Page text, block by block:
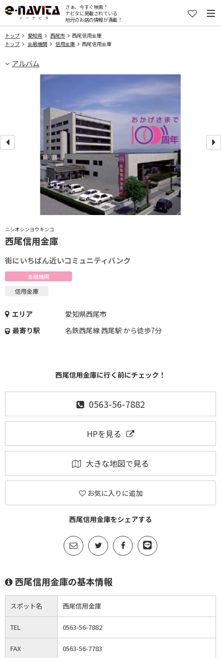
さぁ、今すぐ検索！
ナビタに掲載されている
地元のお店の情報が満載！
トップ 愛知県 西尾市
西尾信用金庫
トップ
金融機関 信用金庫 西尾信用金庫
アルバム
ニシオシンヨウキンコ
西尾信用金庫
街にいちばん近いコミュニティバンク
金融機関
信用金庫
エリア
愛知県西尾市
最寄り駅
名鉄西尾線 西尾駅 から徒歩7分
西尾信用金庫に行く前にチェック！
0563-56-7882
HPを見る
大きな地図で見る
お気に入りに追加
西尾信用金庫をシェアする
西尾信用金庫の基本情報
スポット名 西尾信用金庫
TEL 0563-56-7882
FAX 0563-56-7783